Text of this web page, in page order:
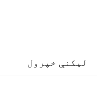
لیکنې خپرول